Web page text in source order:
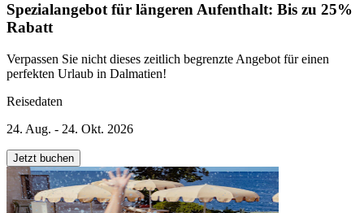
Spezialangebot für längeren Aufenthalt: Bis zu 25%
Rabatt
Verpassen Sie nicht dieses zeitlich begrenzte Angebot für einen
perfekten Urlaub in Dalmatien!
Reisedaten
24. Aug. - 24. Okt. 2026
Jetzt buchen